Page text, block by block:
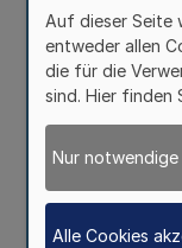
Auf dieser Seite
entweder allen
die für die
sind. Hier finden
Nur
Alle Cookies